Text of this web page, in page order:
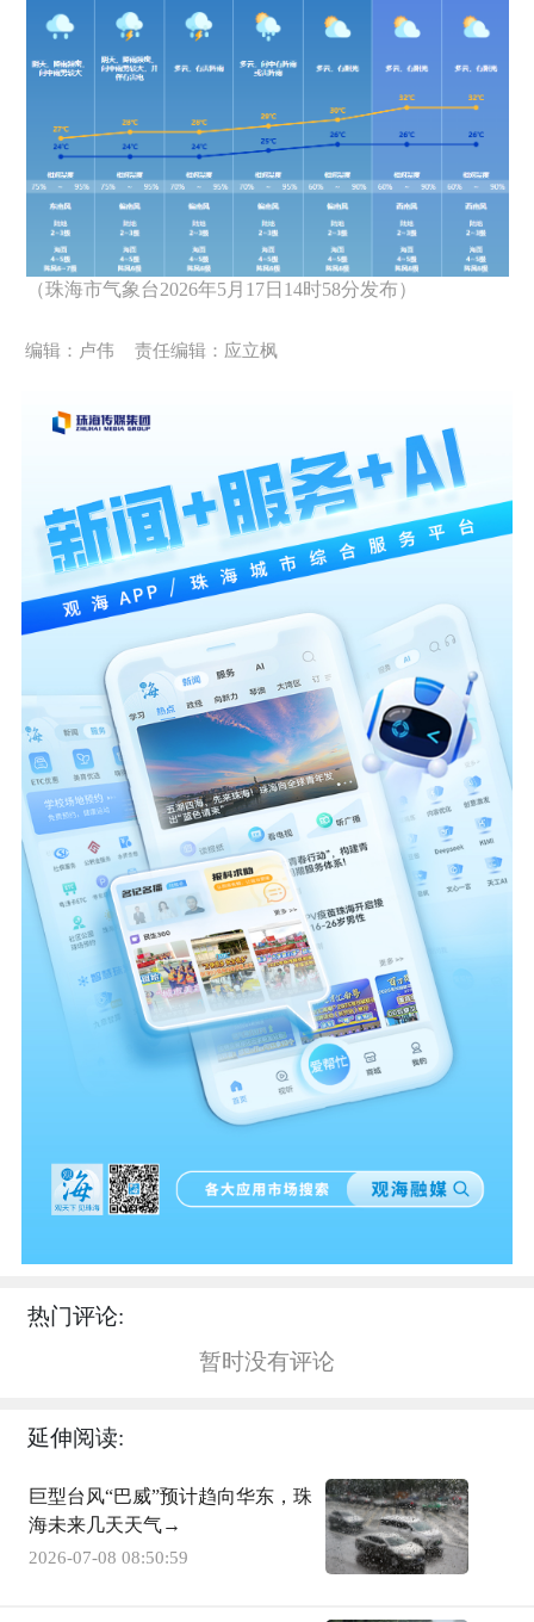
（珠海市气象台2026年5月17日14时58分发布）
编辑：卢伟 责任编辑：应立枫
热门评论:
暂时没有评论
延伸阅读:
巨型台风“巴威”预计趋向华东，珠
海未来几天天气→
2026-07-08 08:50:59